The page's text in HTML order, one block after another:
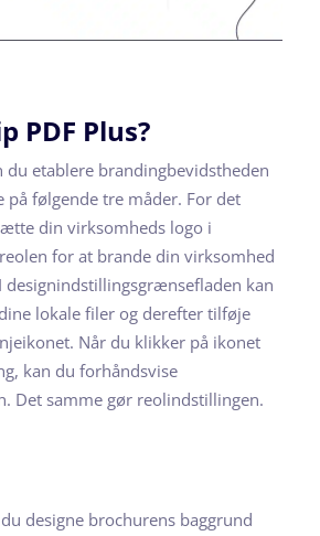
PDF Plus?
du etablere brandingbevidstheden
følgende tre måder. For det
din virksomheds logo i
for at brande din virksomhed
designindstillingsgrænsefladen kan
lokale filer og derefter tilføje
Når du klikker på ikonet
kan du forhåndsvise
Det samme gør reolindstillingen.
designe brochurens baggrund